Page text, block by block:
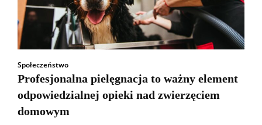
Społeczeństwo
Profesjonalna pielęgnacja to ważny element
odpowiedzialnej opieki nad zwierzęciem
domowym